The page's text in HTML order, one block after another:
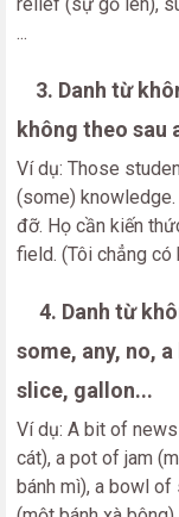
...
3. Danh từ
không theo sau
Ví dụ: Those
(some)
đỡ. Họ cần kiến
field. (Tôi chẳng có
4. Danh từ
some, any, no,
slice, gallon...
Ví dụ: A bit of
cát), a pot of jam
bánh mì), a bowl